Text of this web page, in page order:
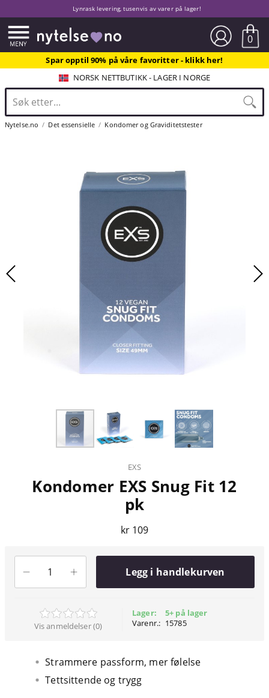
Lynrask levering, tusenvis av varer på lager!
0
Spar opptil 90% på våre favoritter - klikk her!
NORSK NETTBUTIKK - LAGER I NORGE
Nytelse.no Det essensielle Kondomer og Graviditetstester
EXS
Kondomer EXS Snug Fit 12
pk
kr 109
Legg i handlekurven
Vis anmeldelser (0)
Lager:
Varenr.:
5+ på lager
15785
Strammere passform, mer følelse
Tettsittende og trygg